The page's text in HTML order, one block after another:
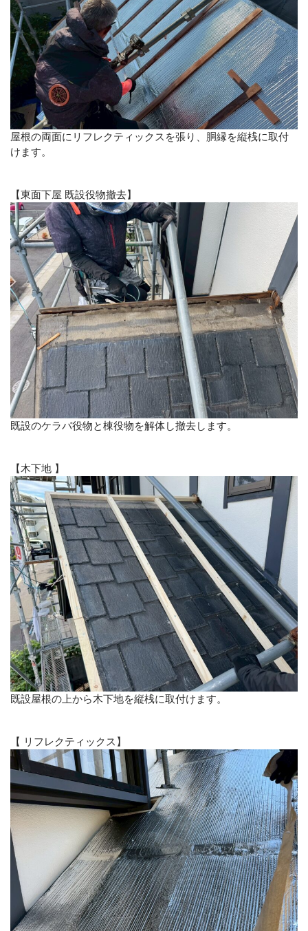
屋根の両面にリフレクティックスを張り、胴縁を縦桟に取付
けます。
【東面下屋 既設役物撤去】
既設のケラバ役物と棟役物を解体し撤去します。
【木下地 】
既設屋根の上から木下地を縦桟に取付けます。
【 リフレクティックス】